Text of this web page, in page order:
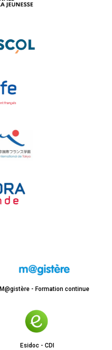
M@gistère - Formation continue
Esidoc - CDI